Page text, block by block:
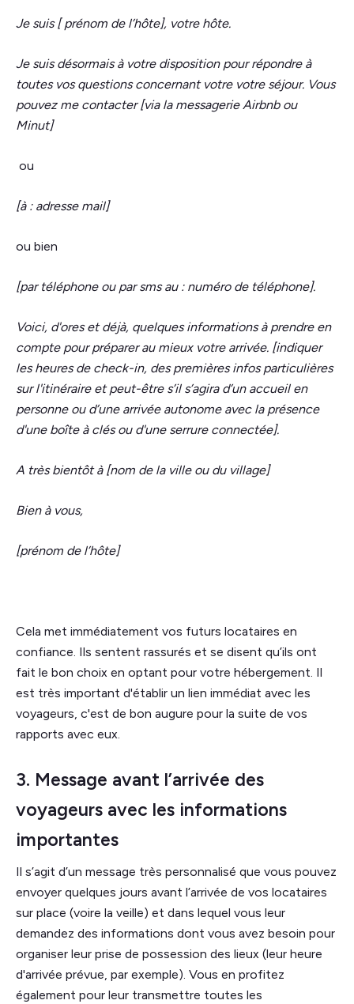
Je suis [ prénom de l’hôte], votre hôte.
Je suis désormais à votre disposition pour répondre à
toutes vos questions concernant votre votre séjour. Vous
pouvez me contacter [via la messagerie Airbnb ou
Minut]
ou
[à : adresse mail]
ou bien
[par téléphone ou par sms au : numéro de téléphone].
Voici, d'ores et déjà, quelques informations à prendre en
compte pour préparer au mieux votre arrivée. [indiquer
les heures de check-in, des premières infos particulières
sur l'itinéraire et peut-être s’il s’agira d’un accueil en
personne ou d’une arrivée autonome avec la présence
d'une boîte à clés ou d'une serrure connectée].
A très bientôt à [nom de la ville ou du village]
Bien à vous,
[prénom de l’hôte]
Cela met immédiatement vos futurs locataires en
confiance. Ils sentent rassurés et se disent qu’ils ont
fait le bon choix en optant pour votre hébergement. Il
est très important d'établir un lien immédiat avec les
voyageurs, c'est de bon augure pour la suite de vos
rapports avec eux.
3. Message avant l’arrivée des
voyageurs avec les informations
importantes
Il s’agit d’un message très personnalisé que vous pouvez
envoyer quelques jours avant l’arrivée de vos locataires
sur place (voire la veille) et dans lequel vous leur
demandez des informations dont vous avez besoin pour
organiser leur prise de possession des lieux (leur heure
d'arrivée prévue, par exemple). Vous en profitez
également pour leur transmettre toutes les